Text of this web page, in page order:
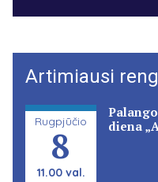
Artimiausi
Rugpjūčio
8
11.00 val.
diena